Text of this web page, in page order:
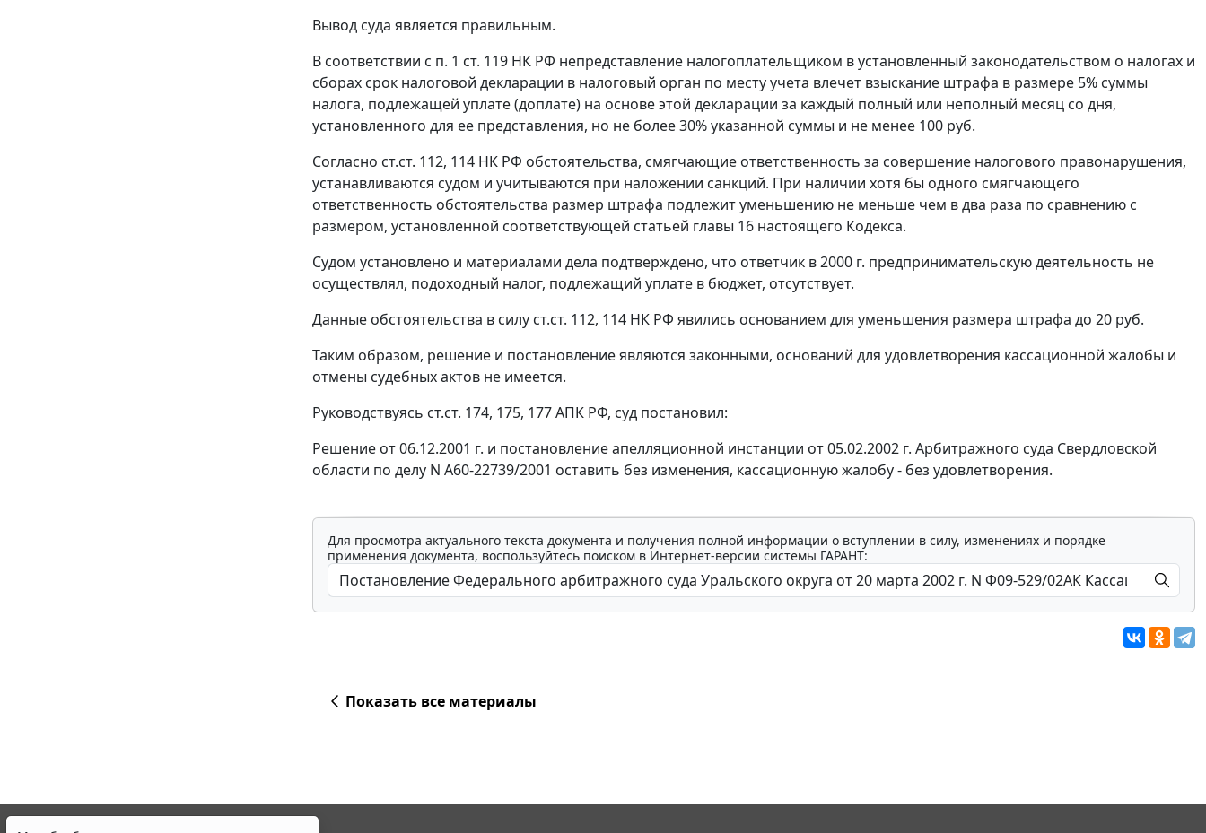
Вывод суда является правильным.
В соответствии с п. 1 ст. 119 НК РФ непредставление налогоплательщиком в установленный законодательством о налогах и
сборах срок налоговой декларации в налоговый орган по месту учета влечет взыскание штрафа в размере 5% суммы
налога, подлежащей уплате (доплате) на основе этой декларации за каждый полный или неполный месяц со дня,
установленного для ее представления, но не более 30% указанной суммы и не менее 100 руб.
Согласно ст.ст. 112, 114 НК РФ обстоятельства, смягчающие ответственность за совершение налогового правонарушения,
устанавливаются судом и учитываются при наложении санкций. При наличии хотя бы одного смягчающего
ответственность обстоятельства размер штрафа подлежит уменьшению не меньше чем в два раза по сравнению с
размером, установленной соответствующей статьей главы 16 настоящего Кодекса.
Судом установлено и материалами дела подтверждено, что ответчик в 2000 г. предпринимательскую деятельность не
осуществлял, подоходный налог, подлежащий уплате в бюджет, отсутствует.
Данные обстоятельства в силу ст.ст. 112, 114 НК РФ явились основанием для уменьшения размера штрафа до 20 руб.
Таким образом, решение и постановление являются законными, оснований для удовлетворения кассационной жалобы и
отмены судебных актов не имеется.
Руководствуясь ст.ст. 174, 175, 177АПК РФ, суд постановил:
Решение от 06.12.2001 г. и постановление апелляционной инстанции от 05.02.2002 г. Арбитражного суда Свердловской
области по делу N А60-22739/2001 оставить без изменения, кассационную жалобу - без удовлетворения.
Для просмотра актуального текста документа и получения полной информации о вступлении в силу, изменениях и порядке
применения документа, воспользуйтесь поиском в Интернет-версии системы ГАРАНТ:
Показать все материалы